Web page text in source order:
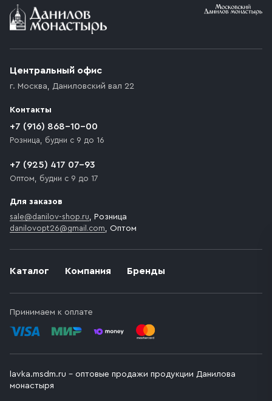
Каталог Компания Бренды
Принимаем к оплате
Центральный офис
г. Москва, Даниловский вал 22
Контакты
+7 (916) 868-10-00
Розница, будни с 9 до 16
+7 (925) 417 07-93
Оптом, будни с 9 до 17
Для заказов
sale@danilov-shop.ru, Розница
danilovopt26@gmail.com, Оптом
lavka.msdm.ru – оптовые продажи продукции Данилова
монастыря